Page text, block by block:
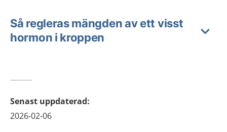
Så regleras mängden av ett visst
hormon i kroppen
Senast uppdaterad:
2026-02-06